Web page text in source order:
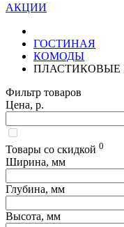
АКЦИИ
ГОСТИНАЯ
КОМОДЫ
Фильтр товаров
Цена, р.
Товары со скидкой 0
Ширина, мм
Глубина, мм
Высота, мм